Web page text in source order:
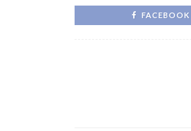
FACEBOOK